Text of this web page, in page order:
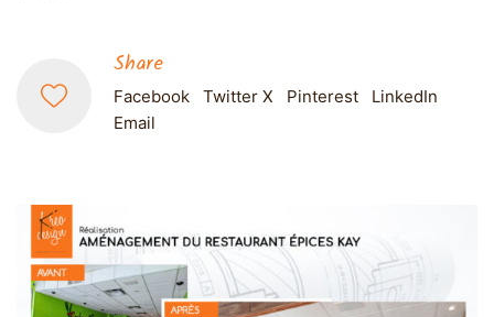
Share
Facebook Twitter X Pinterest
LinkedIn
Email